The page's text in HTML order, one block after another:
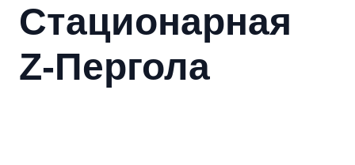
Стационарная
Z-Пергола